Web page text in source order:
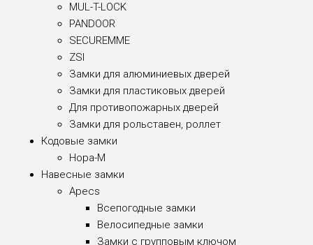
MUL-T-LOCK
PANDOOR
SECUREMME
ZSI
Замки для алюминиевых дверей
Замки для пластиковых дверей
Для противопожарных дверей
Замки для рольставен, роллет
Кодовые замки
Нора-М
Навесные замки
Apecs
Всепогодные замки
Велосипедные замки
Замки с групповым ключом